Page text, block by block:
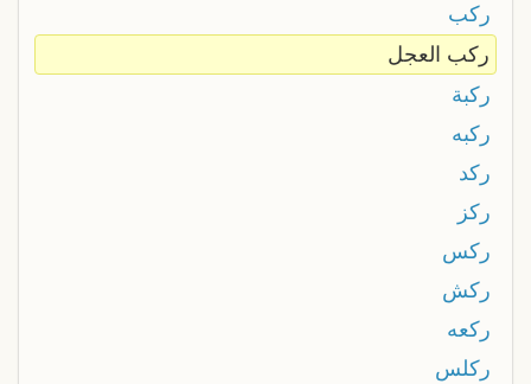
ركب
ركب العجل
ركبة
ركبه
ركد
ركز
ركس
ركش
ركعه
ركلس